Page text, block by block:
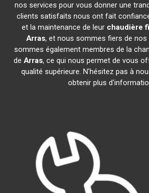
nos services pour vous donner une
clients satisfaits nous ont fait
et la maintenance de leur chaudière
Arras, et nous sommes fiers de nos
sommes également membres de la
deArras, ce qui nous permet de vous
qualité supérieure. N'hésitez pas à
obtenir plus